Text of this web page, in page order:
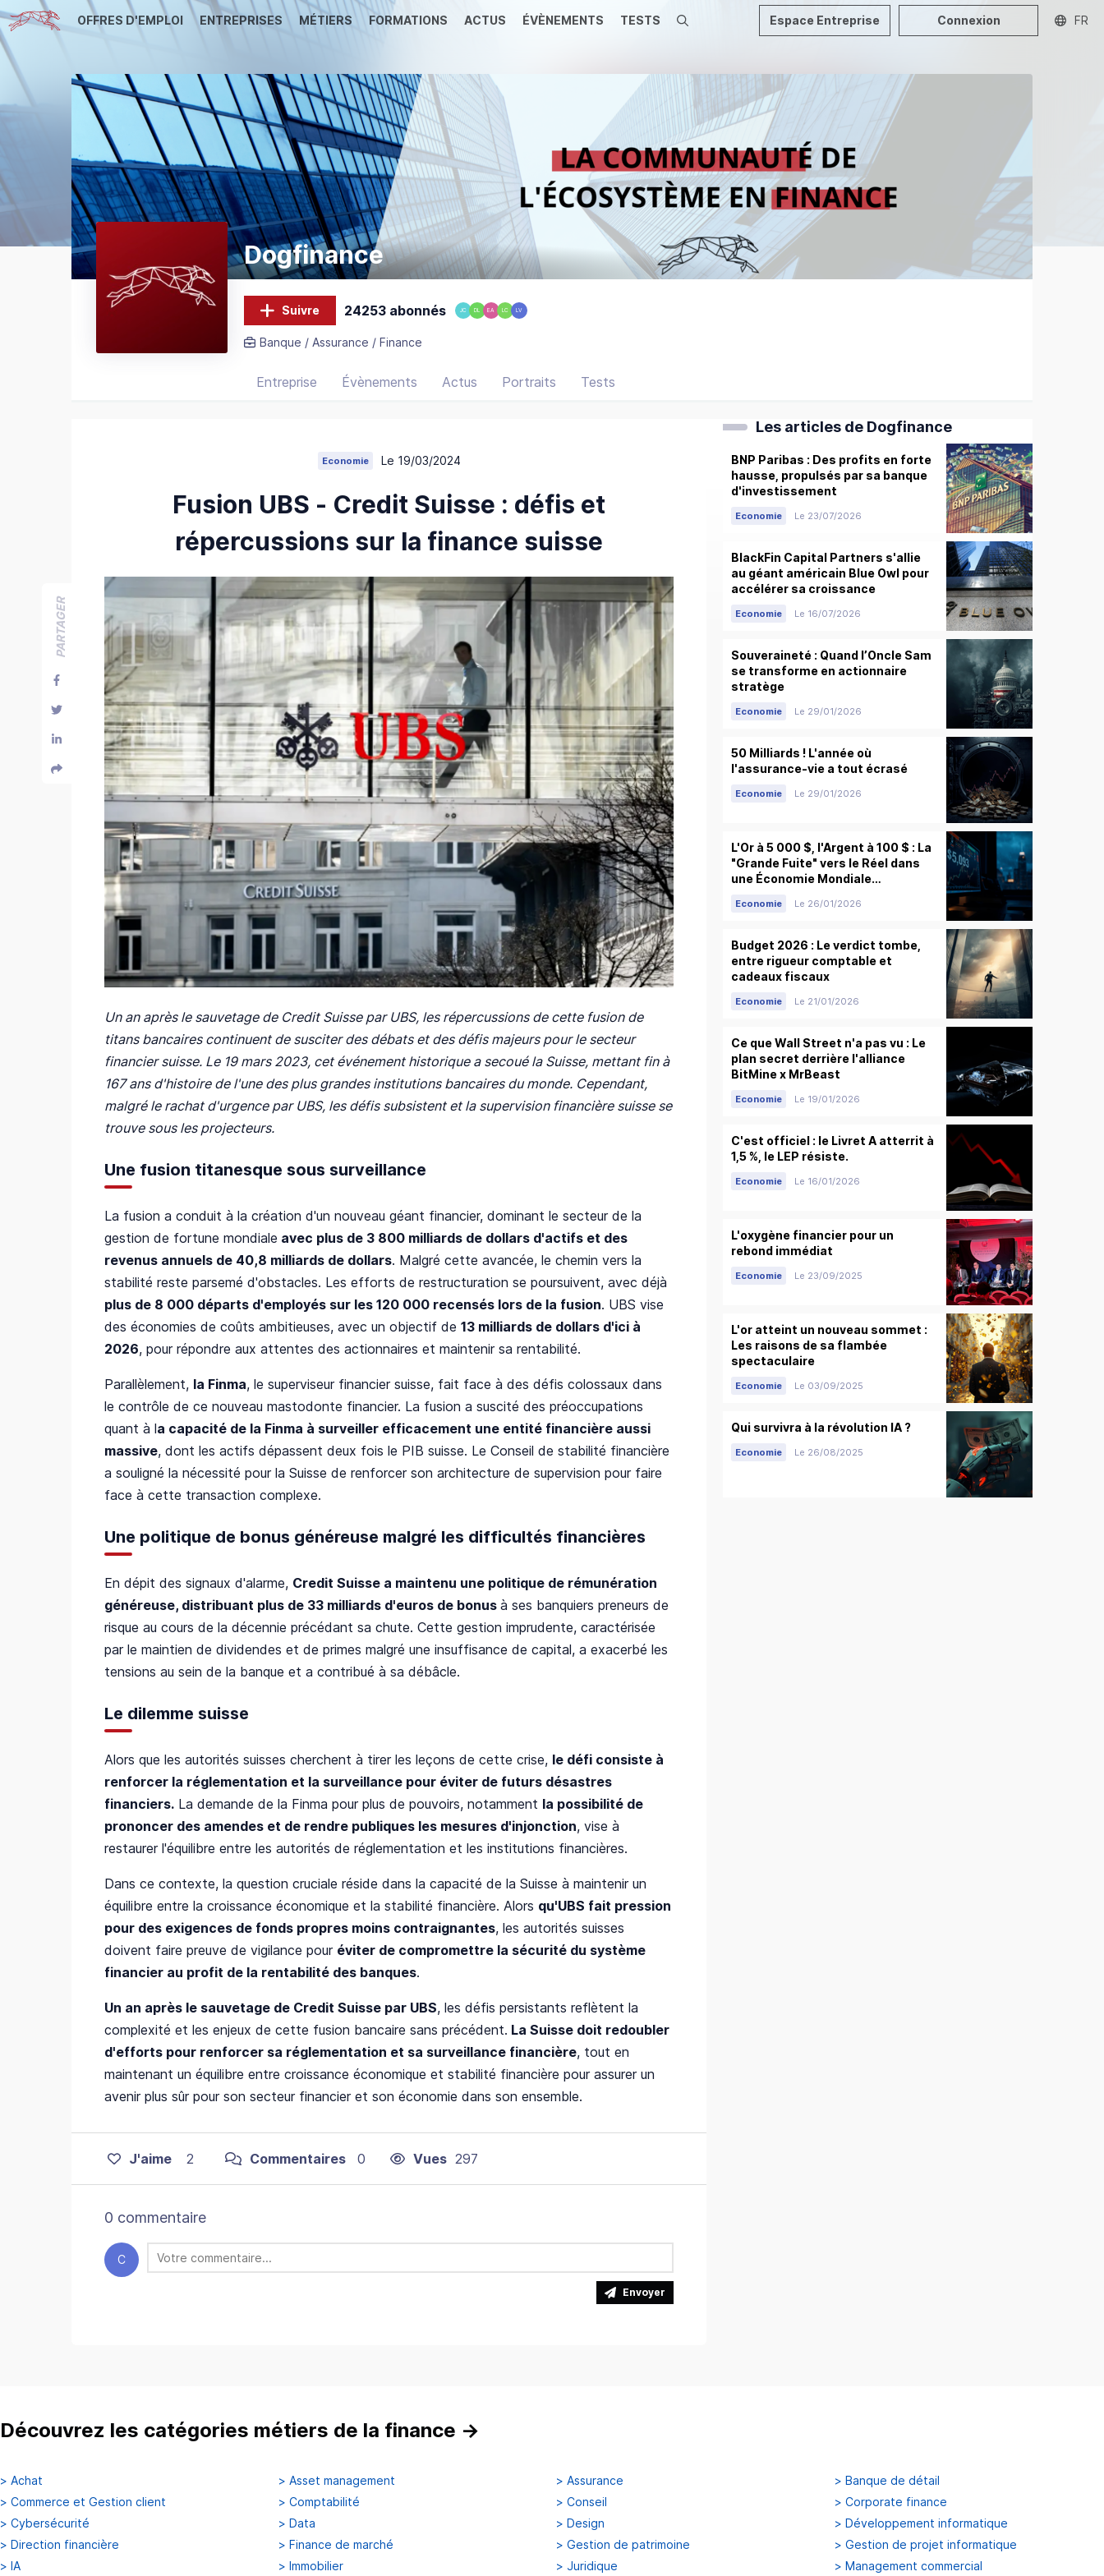
OFFRES D'EMPLOI ENTREPRISES MÉTIERS FORMATIONS ACTUS ÉVÈNEMENTS TESTS Recherche Espace Entreprise Connexion FR
Dogfinance
Suivre 24253 abonnés JC DL EA LC LV
Banque / Assurance / Finance
Entreprise Évènements Actus Portraits Tests
PARTAGER
Economie Le 19/03/2024
Fusion UBS - Credit Suisse : défis et
répercussions sur la finance suisse
Un an après le sauvetage de Credit Suisse par UBS, les répercussions de cette fusion de
titans bancaires continuent de susciter des débats et des défis majeurs pour le secteur
financier suisse. Le 19 mars 2023, cet événement historique a secoué la Suisse, mettant fin à
167 ans d'histoire de l'une des plus grandes institutions bancaires du monde. Cependant,
malgré le rachat d'urgence par UBS, les défis subsistent et la supervision financière suisse se
trouve sous les projecteurs.
Une fusion titanesque sous surveillance
La fusion a conduit à la création d'un nouveau géant financier, dominant le secteur de la
gestion de fortune mondiale avec plus de 3 800 milliards de dollars d'actifs et des
revenus annuels de 40,8 milliards de dollars. Malgré cette avancée, le chemin vers la
stabilité reste parsemé d'obstacles. Les efforts de restructuration se poursuivent, avec déjà
plus de 8 000 départs d'employés sur les 120 000 recensés lors de la fusion. UBS vise
des économies de coûts ambitieuses, avec un objectif de 13 milliards de dollars d'ici à
2026, pour répondre aux attentes des actionnaires et maintenir sa rentabilité.
Parallèlement, la Finma, le superviseur financier suisse, fait face à des défis colossaux dans
le contrôle de ce nouveau mastodonte financier. La fusion a suscité des préoccupations
quant à la capacité de la Finma à surveiller efficacement une entité financière aussi
massive, dont les actifs dépassent deux fois le PIB suisse. Le Conseil de stabilité financière
a souligné la nécessité pour la Suisse de renforcer son architecture de supervision pour faire
face à cette transaction complexe.
Une politique de bonus généreuse malgré les difficultés financières
En dépit des signaux d'alarme, Credit Suisse a maintenu une politique de rémunération
généreuse, distribuant plus de 33 milliards d'euros de bonus à ses banquiers preneurs de
risque au cours de la décennie précédant sa chute. Cette gestion imprudente, caractérisée
par le maintien de dividendes et de primes malgré une insuffisance de capital, a exacerbé les
tensions au sein de la banque et a contribué à sa débâcle.
Le dilemme suisse
Alors que les autorités suisses cherchent à tirer les leçons de cette crise, le défi consiste à
renforcer la réglementation et la surveillance pour éviter de futurs désastres
financiers. La demande de la Finma pour plus de pouvoirs, notamment la possibilité de
prononcer des amendes et de rendre publiques les mesures d'injonction, vise à
restaurer l'équilibre entre les autorités de réglementation et les institutions financières.
Dans ce contexte, la question cruciale réside dans la capacité de la Suisse à maintenir un
équilibre entre la croissance économique et la stabilité financière. Alors qu'UBS fait pression
pour des exigences de fonds propres moins contraignantes, les autorités suisses
doivent faire preuve de vigilance pour éviter de compromettre la sécurité du système
financier au profit de la rentabilité des banques.
Un an après le sauvetage de Credit Suisse par UBS, les défis persistants reflètent la
complexité et les enjeux de cette fusion bancaire sans précédent. La Suisse doit redoubler
d'efforts pour renforcer sa réglementation et sa surveillance financière, tout en
maintenant un équilibre entre croissance économique et stabilité financière pour assurer un
avenir plus sûr pour son secteur financier et son économie dans son ensemble.
J'aime 2 Commentaires 0 Vues 297
0 commentaire
C
Envoyer
Les articles de Dogfinance
BNP Paribas : Des profits en forte
hausse, propulsés par sa banque
d'investissement
Economie Le 23/07/2026
BlackFin Capital Partners s'allie
au géant américain Blue Owl pour
accélérer sa croissance
Economie Le 16/07/2026
Souveraineté : Quand l’Oncle Sam
se transforme en actionnaire
stratège
Economie Le 29/01/2026
50 Milliards ! L'année où
l'assurance-vie a tout écrasé
Economie Le 29/01/2026
L'Or à 5 000 $, l'Argent à 100 $ : La
"Grande Fuite" vers le Réel dans
une Économie Mondiale
Economie Le 26/01/2026
Budget 2026 : Le verdict tombe,
entre rigueur comptable et
cadeaux fiscaux
Economie Le 21/01/2026
Ce que Wall Street n'a pas vu : Le
plan secret derrière l'alliance
BitMine x MrBeast
Economie Le 19/01/2026
C'est officiel : le Livret A atterrit à
1,5 %, le LEP résiste.
Economie Le 16/01/2026
L'oxygène financier pour un
rebond immédiat
Economie Le 23/09/2025
L'or atteint un nouveau sommet :
Les raisons de sa flambée
spectaculaire
Economie Le 03/09/2025
Qui survivra à la révolution IA ?
Economie Le 26/08/2025
Découvrez les catégories métiers de la finance →
> Achat > Asset management > Assurance > Banque de détail
> Commerce et Gestion client > Comptabilité > Conseil > Corporate finance
> Cybersécurité > Data > Design > Développement informatique
> Direction financière > Finance de marché > Gestion de patrimoine > Gestion de projet informatique
> IA > Immobilier > Juridique > Management commercial